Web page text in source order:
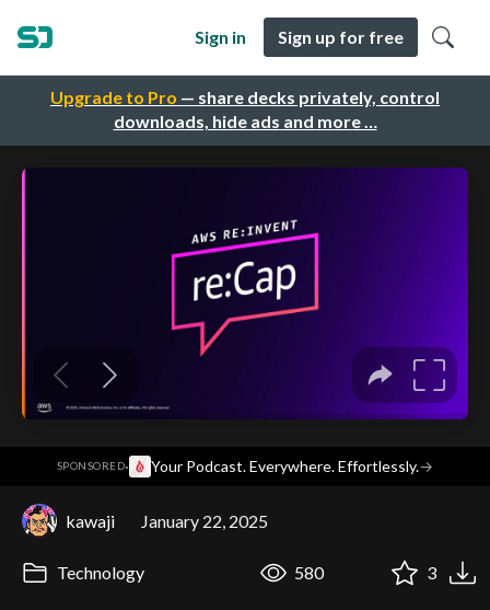
Upgrade to Pro — share decks privately, control
downloads, hide ads and more …
Sign in Sign up for free
SPONSORED· Your Podcast. Everywhere. Effortlessly.→
kawaji January 22, 2025
Technology 580 3